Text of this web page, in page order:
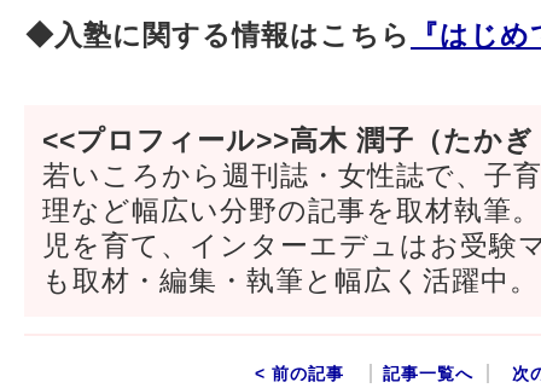
◆入塾に関する情報はこちら
『はじ
<<プロフィール>>高木 潤子（たか
若いころから週刊誌・女性誌で、子
理など幅広い分野の記事を取材執筆
児を育て、インターエデュはお受験
も取材・編集・執筆と幅広く活躍中。
< 前の記事 記事一覧へ 次